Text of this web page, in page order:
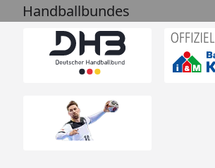
Handballbundes